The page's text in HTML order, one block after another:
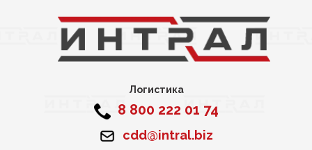
Логистика
8 800 222 01 74
cdd@intral.biz